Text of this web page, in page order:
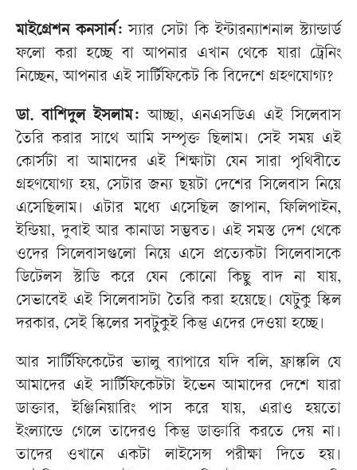
মাইগ্রেশন কনসার্ন:স্যার সেটা কি ইন্টারন্যাশনাল স্ট্যান্ডার্ড
ফলো করা হচ্ছে বা আপনার এখান থেকে যারা ট্রেনিং
নিচ্ছেন, আপনার এই সার্টিফিকেট কি বিদেশে গ্রহণযোগ্য?
ডা. বাশিদুল ইসলাম: আচ্ছা, এনএসডিএ এই সিলেবাস
তৈরি করার সাথে আমি সম্পৃক্ত ছিলাম। সেই সময় এই
কোর্সটা বা আমাদের এই শিক্ষাটা যেন সারা পৃথিবীতে
গ্রহণযোগ্য হয়, সেটার জন্য ছয়টা দেশের সিলেবাস নিয়ে
এসেছিলাম। এটার মধ্যে এসেছিল জাপান, ফিলিপাইন,
ইন্ডিয়া, দুবাই আর কানাডা সম্ভবত। এই সমস্ত দেশ থেকে
ওদের সিলেবাসগুলো নিয়ে এসে প্রত্যেকটা সিলেবাসকে
ডিটেলস স্টাডি করে যেন কোনো কিছু বাদ না যায়,
সেভাবেই এই সিলেবাসটা তৈরি করা হয়েছে। যেটুকু স্কিল
দরকার, সেই স্কিলের সবটুকুই কিন্তু এদের দেওয়া হচ্ছে।
আর সার্টিফিকেটের ভ্যালু ব্যাপারে যদি বলি, ফ্রাঙ্কলি যে
আমাদের এই সার্টিফিকেটটা ইভেন আমাদের দেশে যারা
ডাক্তার, ইঞ্জিনিয়ারিং পাস করে যায়, এরাও হয়তো
ইংল্যান্ডে গেলে তাদেরও কিন্তু ডাক্তারি করতে দেয় না।
তাদের ওখানে একটা লাইসেন্স পরীক্ষা দিতে হয়।